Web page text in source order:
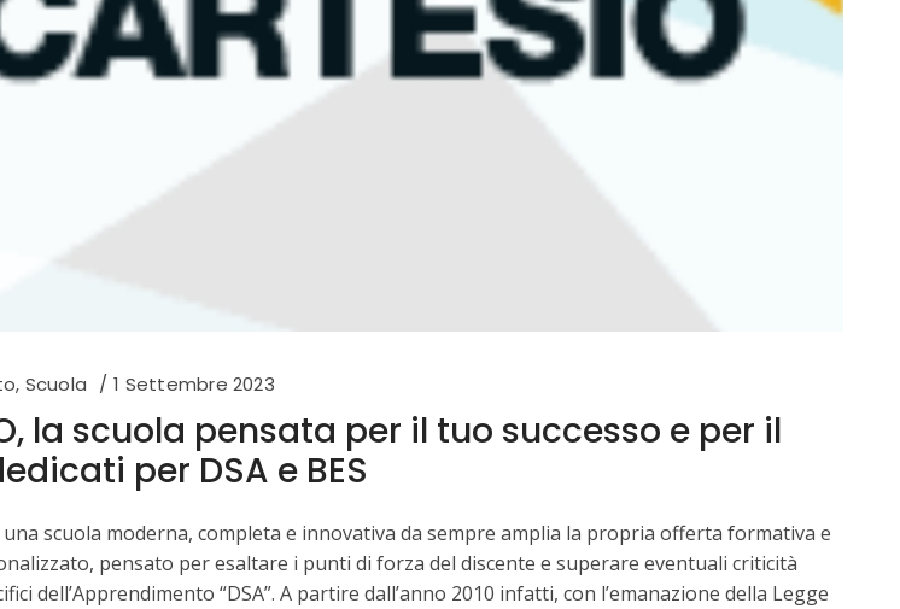
, Scuola 1 Settembre 2023
la scuola pensata per il tuo successo e per il
per DSA e BES
scuola moderna, completa e innovativa da sempre amplia la propria offerta formativa e
pensato per esaltare i punti di forza del discente e superare eventuali criticità
dell’Apprendimento “DSA”. A partire dall’anno 2010 infatti, con l’emanazione della Legge